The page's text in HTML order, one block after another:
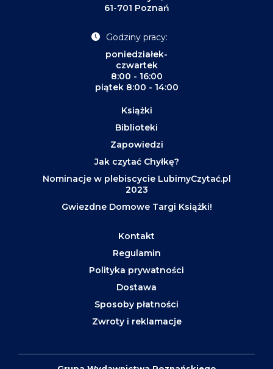
61-701 Poznań
Godziny pracy:
poniedziałek-
czwartek
8:00 - 16:00
piątek 8:00 - 14:00
Książki
Biblioteki
Zapowiedzi
Jak czytać Chyłkę?
Nominacje w plebiscycie LubimyCzytać.pl
2023
Gwiezdne Domowe Targi Książki!
Kontakt
Regulamin
Polityka prywatności
Dostawa
Sposoby płatności
Zwroty i reklamacje